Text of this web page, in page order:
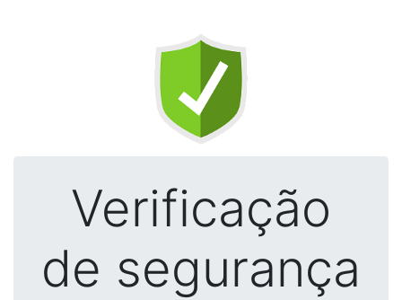
Verificação
de segurança